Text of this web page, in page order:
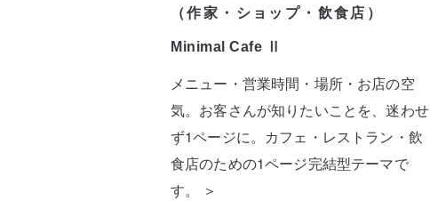
（作家・ショップ・飲食店）
Minimal Cafe Ⅱ
メニュー・営業時間・場所・お店の空
気。お客さんが知りたいことを、迷わせ
ず1ページに。カフェ・レストラン・飲
食店のための1ページ完結型テーマで
す。 ＞